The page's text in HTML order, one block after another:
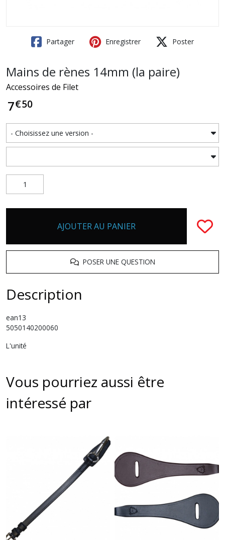
Partager Enregistrer Poster
Mains de rènes 14mm (la paire)
Accessoires de Filet
7€50
AJOUTER AU PANIER
POSER UNE QUESTION
Description
ean13
5050140200060
L'unité
Vous pourriez aussi être
intéressé par